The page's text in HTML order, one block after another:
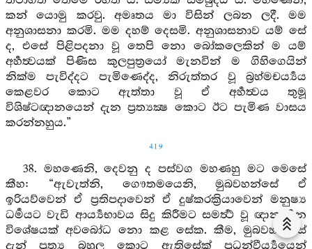
කන් යොමු කරවු. අමෘතය මා විසින් ලබන ලදී. මම
අනුශාසනා කරමි. මම දහම් දෙසමි. අනුශාසනාව යම් සේ
ද, එසේ පිළිපදනා වූ තෙපි නො බෝකලෙකින් ම යම්
අර්‍හත්‍වයක් පිණිස කුලපුත්‍රයෝ මැනවින් ම ගිහිගෙයින්
නික්ම පැවිද්දට පැමිණෙද්ද, නිරුත්තර වූ බ්‍රහ්මචර්‍ය්‍යය
කෙළවර කොට ඇත්තා වූ ඒ අර්‍හත්‍වය තුමූ
විශිෂ්ටඥානයෙන් දැන ප්‍රත්‍යක්‍ෂ කොට ඊට පැමිණ වාසය
කරන්නහුය.”
419
38. මහණෙනි, දෙවනු ද පස්වග මහණහු මට මෙසේ
කීහ: “ඇවැත්නි, ගෞතමයෙනි, මුබවහන්සේ ඒ
ඉරියව්වෙන් ඒ ප්‍රතිපදාවෙන් ඒ දුෂ්කරක්‍රියාවෙන් මනුෂ්‍ය
ධර්‍මයට වැඩි ආර්‍ය්‍යභාවය සිදු කිරීමට සමර්‍ත්‍ථ වූ ඥානදර්‍ශන
විශේෂයක් අවබෝධ නො කළ සේක. කීම, මුබවහන්සේ
දැන් ප්‍රත්‍ය බහුල කොට ඇතිසේක් ප්‍රධන්වීර්‍ය්‍යයෙන්